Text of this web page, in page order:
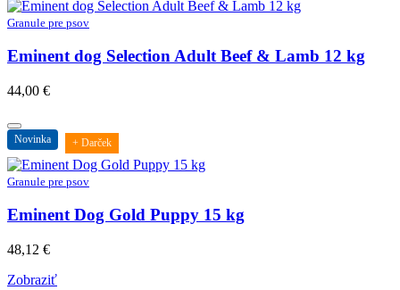
Granule pre psov
Eminent dog Selection Adult Beef & Lamb 12 kg
44,00 €
Novinka + Darček
Granule pre psov
Eminent Dog Gold Puppy 15 kg
48,12 €
Zobraziť